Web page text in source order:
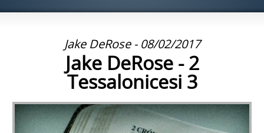
Jake DeRose - 08/02/2017
Jake DeRose - 2
Tessalonicesi 3